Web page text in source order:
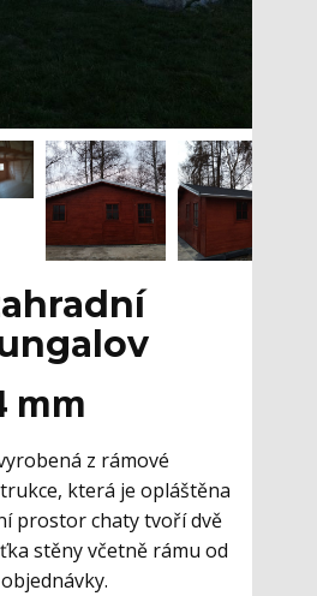
mm
z rámové
která je opláštěna
prostor chaty tvoří dvě
stěny včetně rámu od